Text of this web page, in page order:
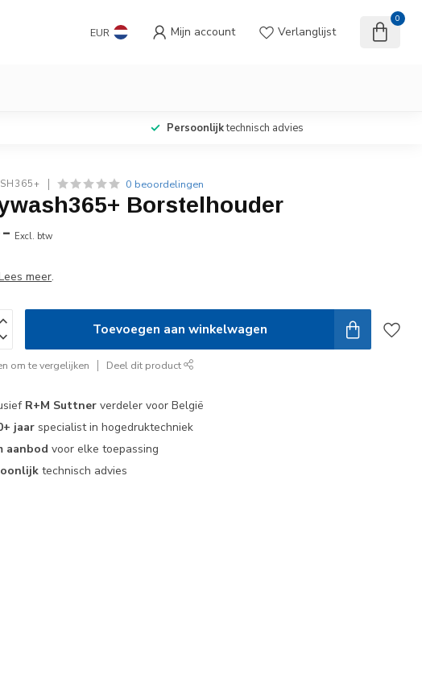
EUR Mijn account Verlanglijst
0
Persoonlijktechnisch advies
0 beoordelingen
Borstelhouder
Excl. btw
meer.
Toevoegen aan winkelwagen
om te vergelijken Deel dit product
R+M Suttner verdeler voor België
jaar specialist in hogedruktechniek
aanbod voor elke toepassing
technisch advies